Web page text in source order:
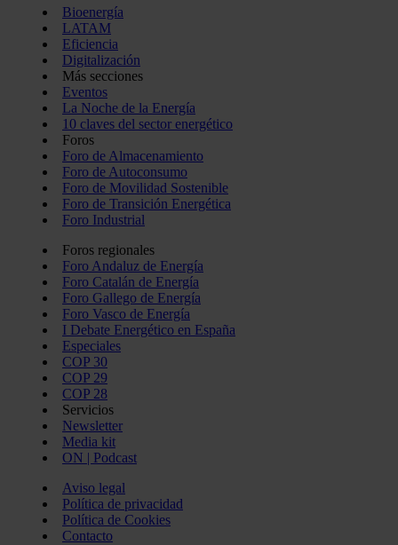
Bioenergía
LATAM
Eficiencia
Digitalización
Más secciones
Eventos
La Noche de la Energía
10 claves del sector energético
Foros
Foro de Almacenamiento
Foro de Autoconsumo
Foro de Movilidad Sostenible
Foro de Transición Energética
Foro Industrial
Foros regionales
Foro Andaluz de Energía
Foro Catalán de Energía
Foro Gallego de Energía
Foro Vasco de Energía
I Debate Energético en España
Especiales
COP 30
COP 29
COP 28
Servicios
Newsletter
Media kit
ON | Podcast
Aviso legal
Política de privacidad
Política de Cookies
Contacto